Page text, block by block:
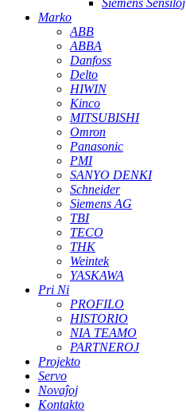
Siemens Sensiloj
Marko
ABB
ABBA
Danfoss
Delto
HIWIN
Kinco
MITSUBISHI
Omron
Panasonic
PMI
SANYO DENKI
Schneider
Siemens AG
TBI
TECO
THK
Weintek
YASKAWA
Pri Ni
PROFILO
HISTORIO
NIA TEAMO
PARTNEROJ
Projekto
Servo
Novaĵoj
Kontakto